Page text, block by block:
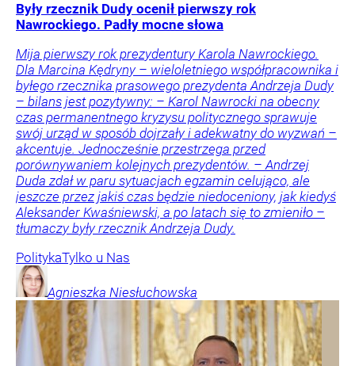
Były rzecznik Dudy ocenił pierwszy rok
Nawrockiego. Padły mocne słowa
Mija pierwszy rok prezydentury Karola Nawrockiego.
Dla Marcina Kędryny – wieloletniego współpracownika i
byłego rzecznika prasowego prezydenta Andrzeja Dudy
– bilans jest pozytywny: – Karol Nawrocki na obecny
czas permanentnego kryzysu politycznego sprawuje
swój urząd w sposób dojrzały i adekwatny do wyzwań –
akcentuje. Jednocześnie przestrzega przed
porównywaniem kolejnych prezydentów. – Andrzej
Duda zdał w paru sytuacjach egzamin celująco, ale
jeszcze przez jakiś czas będzie niedoceniony, jak kiedyś
Aleksander Kwaśniewski, a po latach się to zmieniło –
tłumaczy były rzecznik Andrzeja Dudy.
PolitykaTylko u Nas
Agnieszka Niesłuchowska